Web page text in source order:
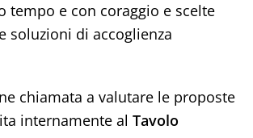
tempo e con coraggio e scelte
soluzioni di accoglienza
chiamata a valutare le proposte
internamente al Tavolo